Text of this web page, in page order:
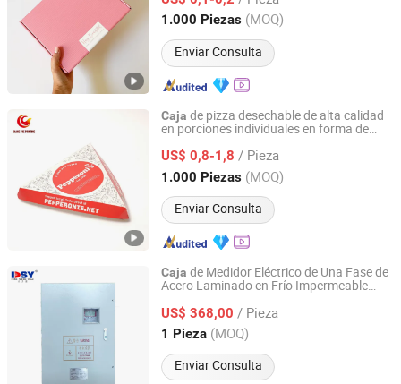
para un fácil envío y almacenamiento
1.000 Piezas (MOQ)
Enviar Consulta
Guangdong, China Desde 2025
Caja de pizza desechable de alta calidad
en porciones individuales en forma de
US$ 0,8-1,8 / Pieza
1.000 Piezas (MOQ)
Enviar Consulta
Zhongshan Chang Yue Printing Co., Ltd.
Guangdong, China Desde 2026
Caja de Medidor Eléctrico de Una Fase de
Acero Laminado en Frío Impermeable
US$ 368,00 / Pieza
1 Pieza (MOQ)
Enviar Consulta
Dongshengyuan (Guangdong) Intelligent Electrical Co.,
Guangdong, China